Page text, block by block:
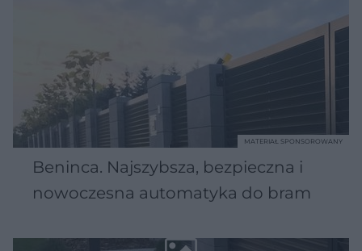
Beninca. Najszybsza, bezpieczna i
nowoczesna automatyka do bram
MATERIAŁ SPONSOROWANY